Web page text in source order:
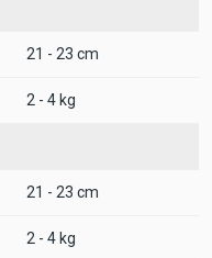
21 - 23 cm
2 - 4 kg
21 - 23 cm
2 - 4 kg